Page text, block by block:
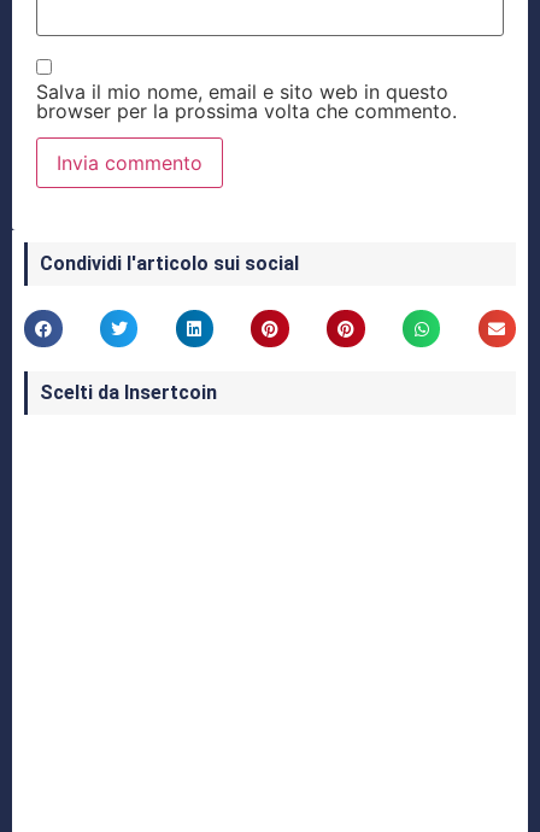
Salva il mio nome, email e sito web in questo
browser per la prossima volta che commento.
Condividi l'articolo sui social
Scelti da Insertcoin